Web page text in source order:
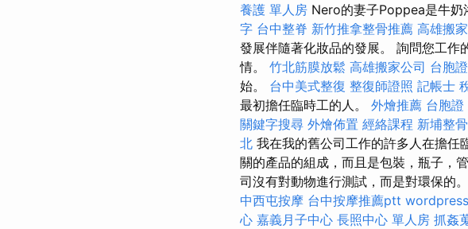
養護 單人房 Nero的妻子Poppea是牛奶
字 台中整脊 新竹推拿整骨推薦 高雄搬
發展伴隨著化妝品的發展。 詢問您工作
情。 竹北筋膜放鬆 高雄搬家公司 台胞
始。 台中美式整復 整復師證照 記帳士
最初擔任臨時工的人。 外燴推薦 台胞證
關鍵字搜尋 外燴佈置 經絡課程 新埔整骨
北 我在我的舊公司工作的許多人在擔任
關的產品的組成，而且是包裝，瓶子，
司沒有對動物進行測試，而是對環保的
中西屯按摩 台中按摩推薦ptt wordpress
心 嘉義月子中心 長照中心 單人房 抓姦